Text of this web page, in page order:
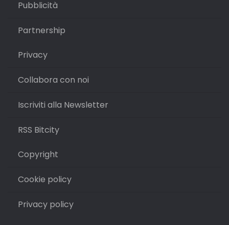
Pubblicità
Partnership
Privacy
Collabora con noi
Iscriviti alla Newsletter
RSS Bitcity
Copyright
Cookie policy
Privacy policy